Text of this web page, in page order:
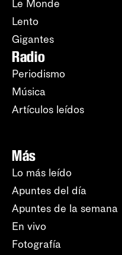
Le Monde
Lento
Gigantes
Radio
Periodismo
Música
Artículos leídos
Más
Lo más leído
Apuntes del día
Apuntes de la semana
En vivo
Fotografía